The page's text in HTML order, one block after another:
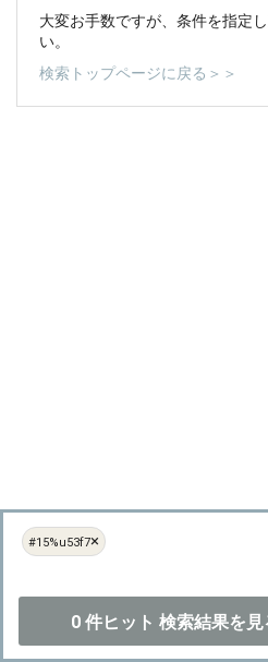
#15%u53f7×
0 件ヒット 検索結果を見
大変お手数ですが、条件を指定
い。
検索トップページに戻る＞＞